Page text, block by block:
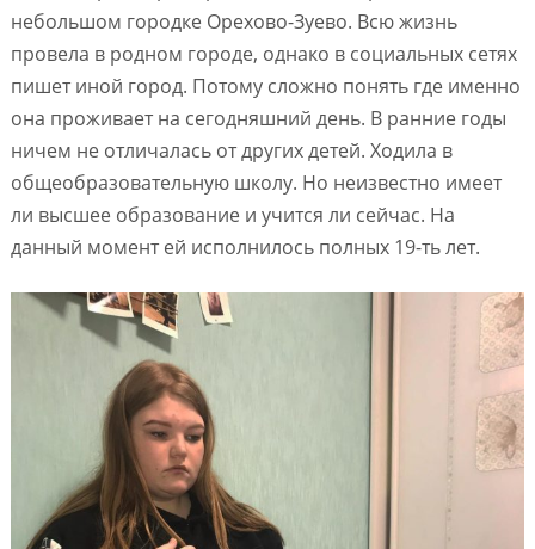
небольшом городке Орехово-Зуево. Всю жизнь
провела в родном городе, однако в социальных сетях
пишет иной город. Потому сложно понять где именно
она проживает на сегодняшний день. В ранние годы
ничем не отличалась от других детей. Ходила в
общеобразовательную школу. Но неизвестно имеет
ли высшее образование и учится ли сейчас. На
данный момент ей исполнилось полных 19-ть лет.